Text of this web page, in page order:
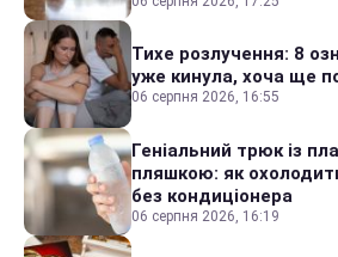
Тихе розлучення: 8
уже кинула, хоча ще
06 серпня 2026, 16:55
Геніальний трюк із
пляшкою: як
без кондиціонера
06 серпня 2026, 16:19